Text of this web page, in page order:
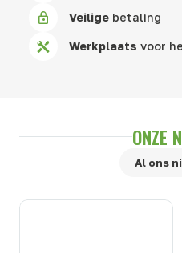
Veilige betaling
Werkplaats voor
ONZE
Al ons